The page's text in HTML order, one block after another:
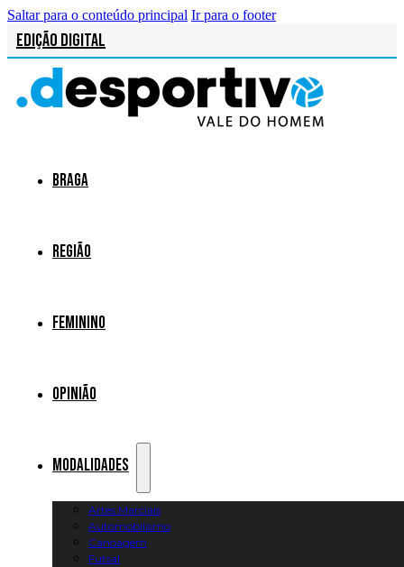
Saltar para o conteúdo principal Ir para o footer
Edição Digital
Braga
Região
Feminino
Opinião
Modalidades
Artes Marciais
Automobilismo
Canoagem
Futsal